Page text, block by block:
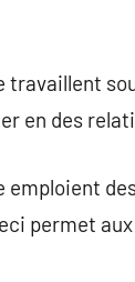
travaillent
en des
emploient
permet